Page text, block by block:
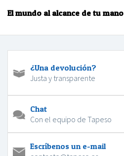
El mundo al alcance de tu mano
¿Una devolución?
Justa y transparente
Chat
Con el equipo de Tapeso
Escríbenos un e-mail